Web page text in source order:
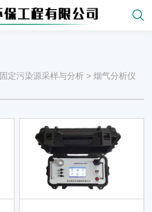
固定污染源采样与分析 >烟气分析仪